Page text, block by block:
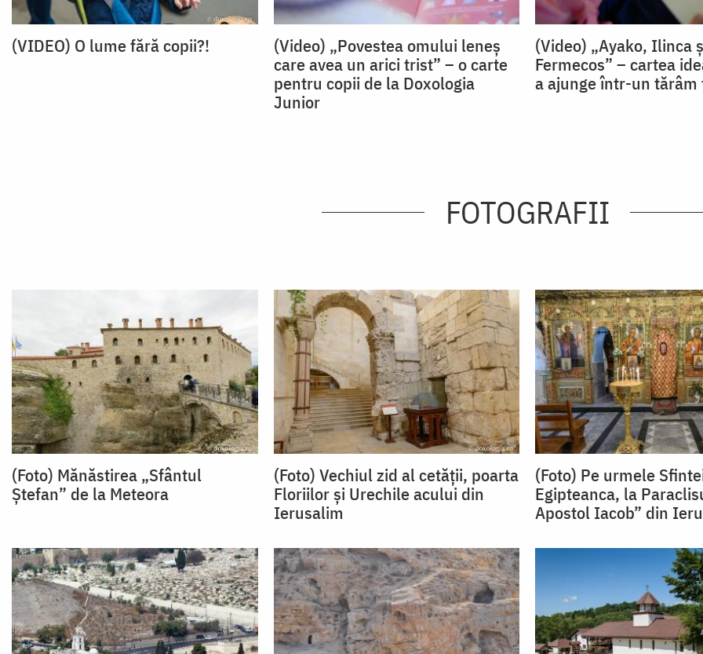
(VIDEO) O lume fără copii?!
(Video) „Povestea omului leneș
care avea un arici trist” – o carte
pentru copii de la Doxologia
Junior
(Video) „Ayako, Ilinca
Fermecos” – cartea
a ajunge într-un tărâm
FOTOGRAFII
(Foto) Mănăstirea „Sfântul
Ștefan” de la Meteora
(Foto) Vechiul zid al cetății, poarta
Floriilor și Urechile acului din
Ierusalim
(Foto) Pe urmele
Egipteanca, la
Apostol Iacob” din